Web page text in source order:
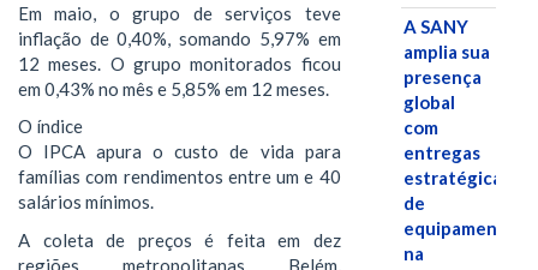
Em maio, o grupo de serviços teve
inflação de 0,40%, somando 5,97% em
12 meses. O grupo monitorados ficou
em 0,43% no mês e 5,85% em 12 meses.
O índice
O IPCA apura o custo de vida para
famílias com rendimentos entre um e 40
salários mínimos.
A coleta de preços é feita em dez
regiões metropolitanas Belém,
A SANY
amplia sua
presença
global
com
entregas
estratégicas
de
equipamentos
na